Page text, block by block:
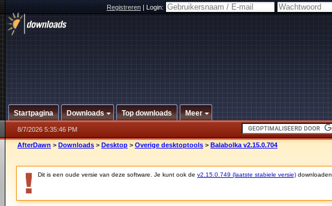
Registreren|Login:
Startpagina Downloads Top downloads Meer
8/7/2026 5:35:46 PM
AfterDawn > Downloads > Desktop > Overige desktoptools > Balabolka v2.15.0.704
Dit is een oude versie van deze software. Je kunt ook de v2.15.0.749 (laatste stabiele versie) downloaden.